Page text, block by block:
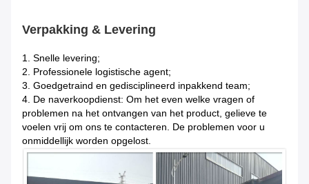
Verpakking & Levering
1. Snelle levering;
2. Professionele logistische agent;
3. Goedgetraind en gedisciplineerd inpakkend team;
4. De naverkoopdienst: Om het even welke vragen of
problemen na het ontvangen van het product, gelieve te
voelen vrij om ons te contacteren. De problemen voor u
onmiddellijk worden opgelost.